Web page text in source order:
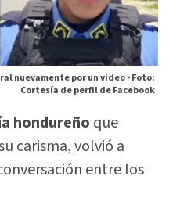
nuevamente por un video -Foto:
Cortesía de perfil de Facebook
hondureño que
carisma, volvió a
entre los